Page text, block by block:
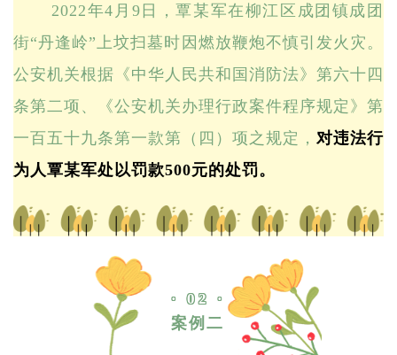
2022年4月9日，覃某军在柳江区成团镇成团
街“丹逢岭”上坟扫墓时因燃放鞭炮不慎引发火灾。
公安机关根据《中华人民共和国消防法》第六十四
条第二项、《公安机关办理行政案件程序规定》第
一百五十九条第一款第（四）项之规定， 对违法行
为人覃某军处以罚款500元的处罚。
· 02 ·
案例二